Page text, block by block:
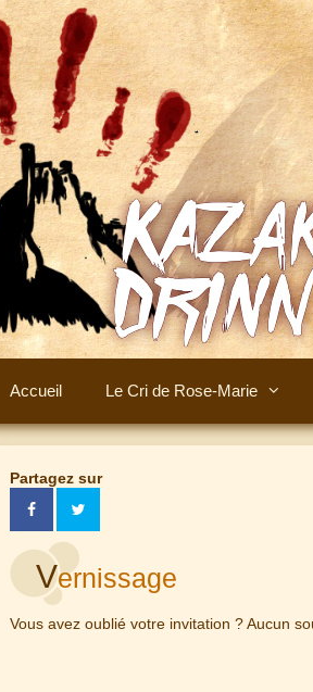
Accueil Le Cri de Rose-Marie
Partagez sur
Vernissage
Vous avez oublié votre invitation ? Aucun